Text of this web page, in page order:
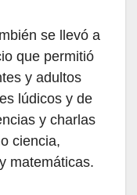
se llevó a
que permitió
y adultos
lúdicos y de
y charlas
ciencia,
matemáticas.